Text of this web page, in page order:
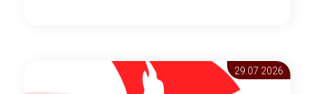
29.07 2026